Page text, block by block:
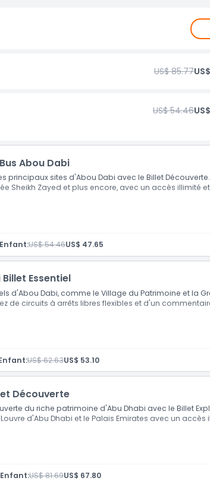
wanting to experience the best of Abu
US$ 85.77
US$ 54.46
Abou Dabi
principaux sites d'Abou Dabi avec le Billet
Sheikh Zayed et plus encore, avec un accès illimité
flexible (changement de date gratuit)
Sheikh Zayed
Enfant:US$ 54.46US$ 47.65
Essentiel
d'Abou Dabi, comme le Village du Patrimoine et la
de circuits à arrêts libres flexibles et d'un
flexible (changement de date gratuit)
Zayed
US$ 62.63US$ 53.10
Découverte
du riche patrimoine d'Abu Dhabi avec le Billet
d'Abu Dhabi et le Palais Emirates avec un accès
flexible (changement de date gratuit)
Zayed
Enfant:US$ 81.69US$ 67.80